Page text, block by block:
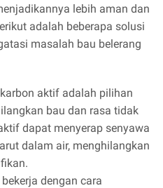
lebih aman dan
adalah beberapa solusi
masalah bau belerang
aktif adalah pilihan
bau dan rasa tidak
dapat menyerap senyawa
dalam air, menghilangkan
dengan cara